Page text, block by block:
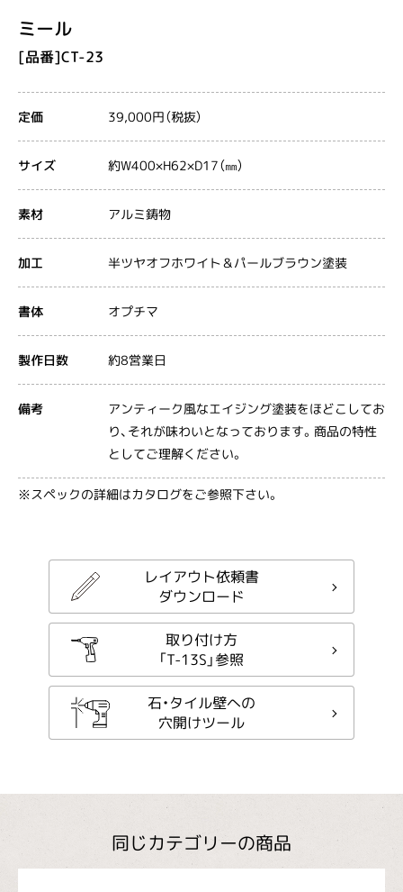
ミール
[品番]CT-23
定価 39,000円（税抜）
サイズ 約W400×H62×D17（㎜）
素材 アルミ鋳物
加工 半ツヤオフホワイト＆パールブラウン塗装
書体 オプチマ
製作日数 約8営業日
備考 アンティーク風なエイジング塗装をほどこしてお
り、それが味わいとなっております。商品の特性
としてご理解ください。
※スペックの詳細はカタログをご参照下さい。
レイアウト依頼書
ダウンロード
取り付け方
「T-13S」参照
石・タイル壁への
穴開けツール
同じカテゴリーの商品